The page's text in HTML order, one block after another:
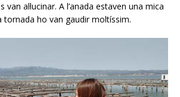
van al·lucinar. A l’anada estaven una mica
tornada ho van gaudir moltíssim.